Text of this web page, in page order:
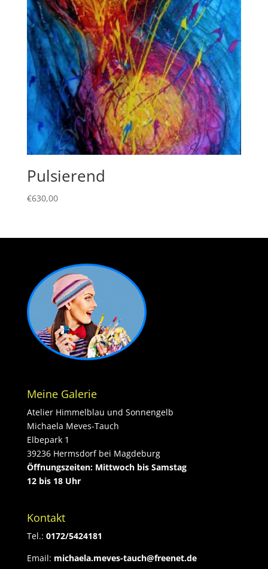
Pulsierend
€630,00
Meine Galerie
Atelier Himmelblau und Sonnengelb
Michaela Meves-Tauch
Elbepark 1
39236 Hermsdorf bei Magdeburg
Öffnungszeiten: Mittwoch bis Samstag
12 bis 18 Uhr
Kontakt
Tel.: 0172/5424181
Email: michaela.meves-tauch@freenet.de